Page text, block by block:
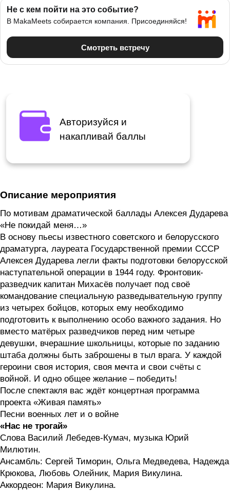
Авторизуйся и
накапливай баллы
Описание мероприятия
По мотивам драматической баллады Алексея Дударева
«Не покидай меня…»
В основу пьесы известного советского и белорусского
драматурга, лауреата Государственной премии СССР
Алексея Дударева легли факты подготовки белорусской
наступательной операции в 1944 году. Фронтовик-
разведчик капитан Михасёв получает под своё
командование специальную разведывательную группу
из четырех бойцов, которых ему необходимо
подготовить к выполнению особо важного задания. Но
вместо матёрых разведчиков перед ним четыре
девушки, вчерашние школьницы, которые по заданию
штаба должны быть заброшены в тыл врага. У каждой
героини своя история, своя мечта и свои счёты с
войной. И одно общее желание – победить!
После спектакля вас ждёт концертная программа
проекта «Живая память»
Песни военных лет и о войне
«Нас не трогай»
Слова Василий Лебедев-Кумач, музыка Юрий
Милютин.
Ансамбль: Сергей Тиморин, Ольга Медведева, Надежда
Крюкова, Любовь Олейник, Мария Викулина.
Аккордеон: Мария Викулина.